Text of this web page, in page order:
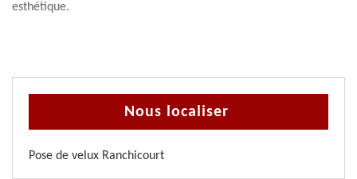
esthétique.
Nous localiser
Pose de velux Ranchicourt